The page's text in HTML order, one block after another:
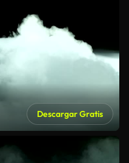
Descargar Gratis